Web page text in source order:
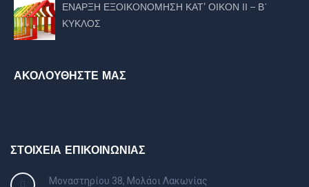
ΕΝΑΡΞΗ ΕΞΟΙΚΟΝΟΜΗΣΗ ΚΑΤ’ ΟΙΚΟΝ ΙΙ – Β΄
ΚΥΚΛΟΣ
ΑΚΟΛΟΥΘΗΣΤΕ ΜΑΣ
ΣΤΟΙΧΕΙΑ ΕΠΙΚΟΙΝΩΝΙΑΣ
Μοναστηρίου 38, Μολάοι Λακωνίας